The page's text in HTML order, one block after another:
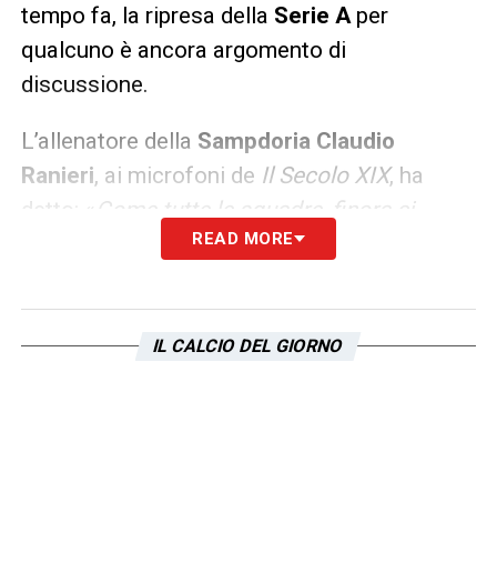
tempo fa, la ripresa della Serie Aper
qualcuno è ancora argomento di
discussione.
L’allenatore della Sampdoria Claudio
Ranieri, ai microfoni de Il Secolo XIX, ha
detto: «
Come tutte le squadre, finora ci
siamo solamente allenati tra di noi e non
affrontando gli avversari. Ci aspetta uno
spicchio di campionato dai contorni
READ MORE
IL CALCIO DEL GIORNO